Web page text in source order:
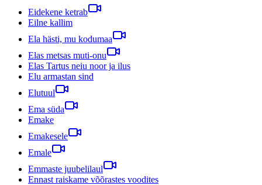
Eidekene ketrab
Eilne kallim
Ela hästi, mu kodumaa
Elas metsas muti-onu
Elas Tartus neiu noor ja ilus
Elu armastan sind
Elutuul
Ema süda
Emake
Emakesele
Emale
Emmaste juubelilaul
Ennast raiskame võõrastes voodites